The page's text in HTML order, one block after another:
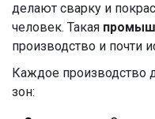
делают сварку и
человек. Такая
производство и почти
Каждое производство
зон: